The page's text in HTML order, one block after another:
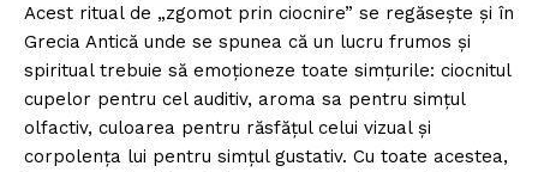
Acest ritual de „zgomot prin ciocnire” se regăsește și în
Grecia Antică unde se spunea că un lucru frumos și
spiritual trebuie să emoționeze toate simțurile: ciocnitul
cupelor pentru cel auditiv, aroma sa pentru simțul
olfactiv, culoarea pentru răsfățul celui vizual și
corpolența lui pentru simțul gustativ. Cu toate acestea,